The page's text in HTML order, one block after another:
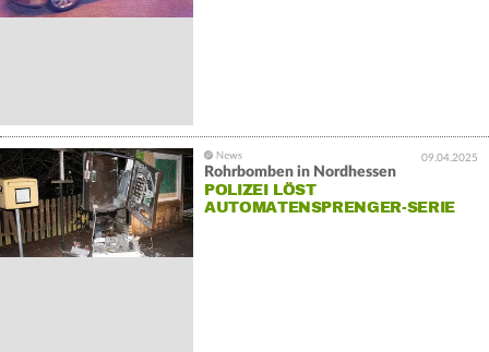
09.04.2025
Rohrbomben in Nordhessen
POLIZEI LÖST
AUTOMATENSPRENGER-SERIE